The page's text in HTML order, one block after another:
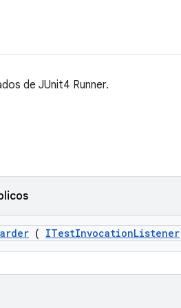
de JUnit4 Runner.
( ITestInvocationListener